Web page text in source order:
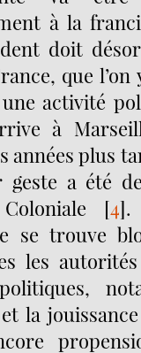
à la
doit
que
activité
à
années plus
geste a été
[4].
se trouve
les
la